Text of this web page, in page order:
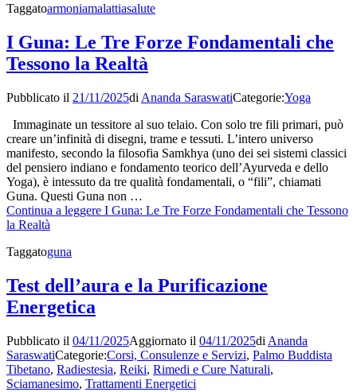
Taggatoarmoniamalattiasalute
I Guna: Le Tre Forze Fondamentali che
Tessono la Realtà
Pubblicato il 21/11/2025di Ananda SaraswatiCategorie:Yoga
Immaginate un tessitore al suo telaio. Con solo tre fili primari, può
creare un’infinità di disegni, trame e tessuti. L’intero universo
manifesto, secondo la filosofia Samkhya (uno dei sei sistemi classici
del pensiero indiano e fondamento teorico dell’Ayurveda e dello
Yoga), è intessuto da tre qualità fondamentali, o “fili”, chiamati
Guna. Questi Guna non …
Continua a leggere I Guna: Le Tre Forze Fondamentali che Tessono
la Realtà
Taggatoguna
Test dell’aura e la Purificazione
Energetica
Pubblicato il 04/11/2025Aggiornato il 04/11/2025di Ananda
SaraswatiCategorie:Corsi, Consulenze e Servizi, Palmo Buddista
Tibetano, Radiestesia, Reiki, Rimedi e Cure Naturali,
Sciamanesimo, Trattamenti Energetici